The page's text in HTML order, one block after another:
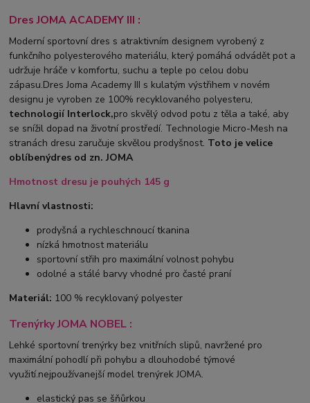
Dres JOMA ACADEMY III :
Moderní sportovní dres s atraktivním designem vyrobený z
funkčního polyesterového materiálu, který pomáhá odvádět pot a
udržuje hráče v komfortu, suchu a teple po celou dobu
zápasu.Dres Joma Academy III s kulatým výstřihem v novém
designu je vyroben ze 100% recyklovaného polyesteru,
technologií Interlock,pro skvělý odvod potu z těla a také, aby
se snížil dopad na životní prostředí. Technologie Micro-Mesh na
stranách dresu zaručuje skvělou prodyšnost. Toto je velice
oblíbenýdres od zn. JOMA
Hmotnost dresu je pouhých 145 g
Hlavní vlastnosti:
prodyšná a rychleschnoucí tkanina
nízká hmotnost materiálu
sportovní střih pro maximální volnost pohybu
odolné a stálé barvy vhodné pro časté praní
Materiál: 100 % recyklovaný polyester
Trenýrky JOMA NOBEL :
Lehké sportovní trenýrky bez vnitřních slipů, navržené pro
maximální pohodlí při pohybu a dlouhodobé týmové
využití.nejpoužívanejší model trenýrek JOMA.
elastický pas se šňůrkou